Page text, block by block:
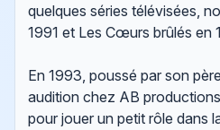
quelques séries télévisées,
1991 et Les Cœurs brûlés en
En 1993, poussé par son
audition chez AB
pour jouer un petit rôle dans